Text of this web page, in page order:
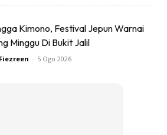
Kimono, Festival Jepun Warnai
Minggu Di Bukit Jalil
Fiezreen - 5 Ogo 2026